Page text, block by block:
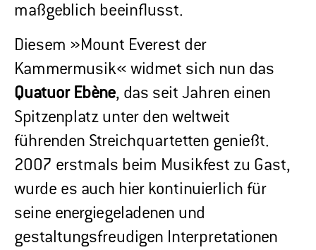
maßgeblich beeinflusst.
Diesem »Mount Everest der
Kammermusik« widmet sich nun das
Quatuor Ebène, das seit Jahren einen
Spitzenplatz unter den weltweit
führenden Streichquartetten genießt.
2007 erstmals beim Musikfest zu Gast,
wurde es auch hier kontinuierlich für
seine energiegeladenen und
gestaltungsfreudigen Interpretationen